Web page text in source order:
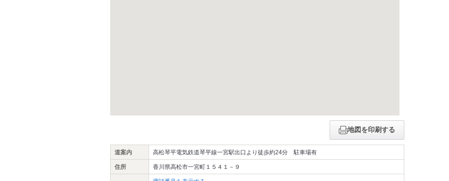
地図を印刷する
道案内 高松琴平電気鉄道琴平線一宮駅出口より徒歩約24分 駐車場有
住所 香川県高松市一宮町１５４１－９